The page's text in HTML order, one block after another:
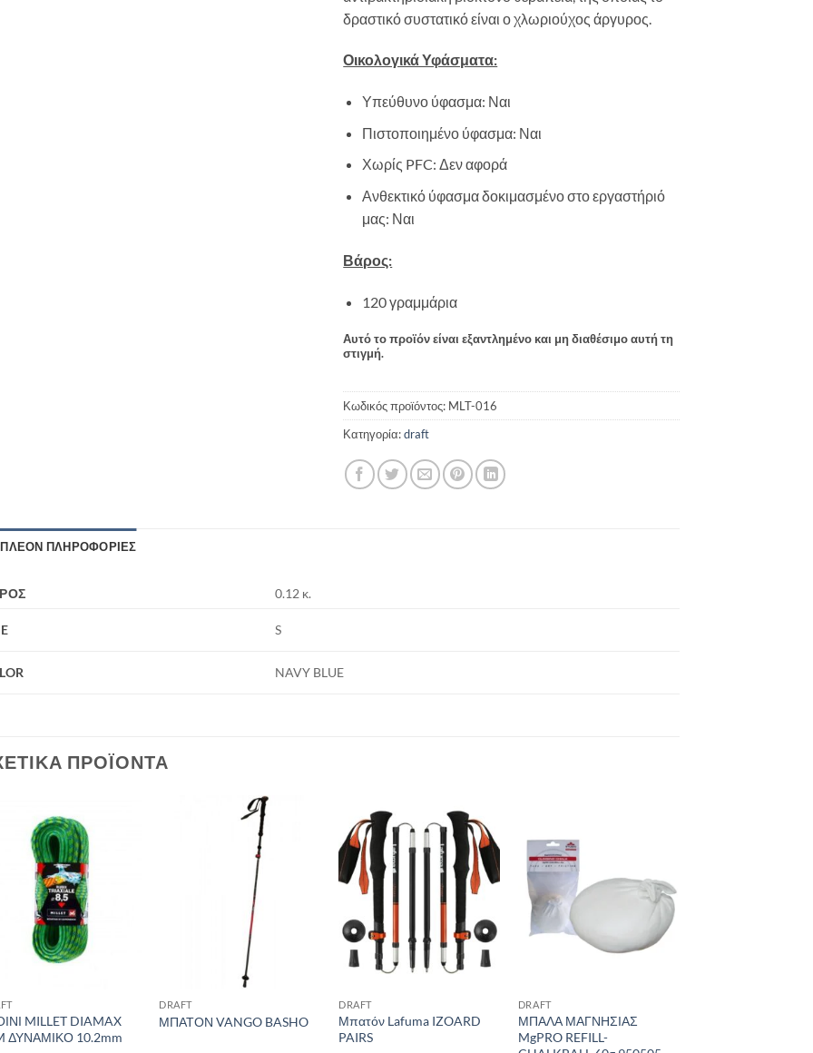
δραστικό συστατικό είναι ο χλωριούχος άργυρος.
Οικολογικά Υφάσματα:
Υπεύθυνο ύφασμα: Ναι
Πιστοποιημένο ύφασμα: Ναι
Χωρίς PFC: Δεν αφορά
Ανθεκτικό ύφασμα δοκιμασμένο στο εργαστήριό
μας: Ναι
Βάρος:
120 γραμμάρια
Αυτό το προϊόν είναι εξαντλημένο και μη διαθέσιμο αυτή τη
στιγμή.
Κωδικός προϊόντος: MLT-016
Κατηγορία:draft
ΠΛΗΡΟΦΟΡΊΕΣ
0.12 κ.
S
NAVY BLUE
ΠΡΟΪΌΝΤΑ
MILLET DIAMAX
ΔΥΝΑΜΙΚΟ 10.2mm
DRAFT
ΜΠΑΤΟΝ VANGO BASHO
Add to
wishlist
DRAFT
Μπατόν Lafuma IZOARD
PAIRS
DRAFT
ΜΠΑΛΑ ΜΑΓΝΗΣΙΑΣ
MgPRO REFILL-